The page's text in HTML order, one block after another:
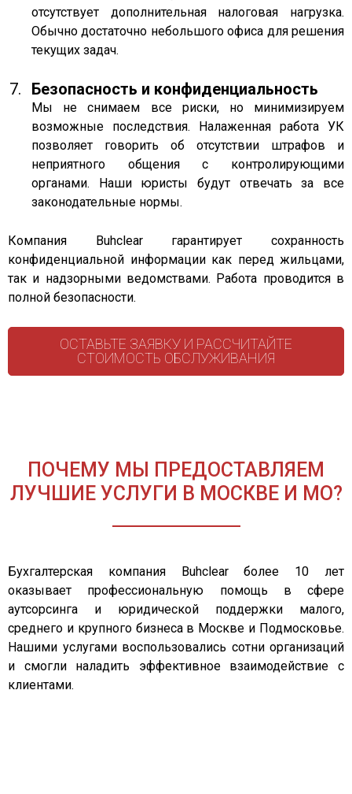
отсутствует дополнительная налоговая нагрузка.
Обычно достаточно небольшого офиса для решения
текущих задач.
Безопасность и конфиденциальность
Мы не снимаем все риски, но минимизируем
возможные последствия. Налаженная работа УК
позволяет говорить об отсутствии штрафов и
неприятного общения с контролирующими
органами. Наши юристы будут отвечать за все
законодательные нормы.
Компания Buhclear гарантирует сохранность
конфиденциальной информации как перед жильцами,
так и надзорными ведомствами. Работа проводится в
полной безопасности.
ОСТАВЬТЕ ЗАЯВКУ И РАССЧИТАЙТЕ
СТОИМОСТЬ ОБСЛУЖИВАНИЯ
ПОЧЕМУ МЫ ПРЕДОСТАВЛЯЕМ
ЛУЧШИЕ УСЛУГИ В МОСКВЕ И МО?
Бухгалтерская компания Buhclear более 10 лет
оказывает профессиональную помощь в сфере
аутсорсинга и юридической поддержки малого,
среднего и крупного бизнеса в Москве и Подмосковье.
Нашими услугами воспользовались сотни организаций
и смогли наладить эффективное взаимодействие с
клиентами.